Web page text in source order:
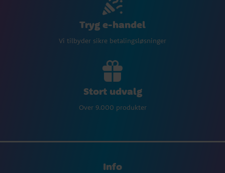
Tryg e-handel
Vi tilbyder sikre betalingsløsninger
Stort udvalg
Over 9.000 produkter
Info